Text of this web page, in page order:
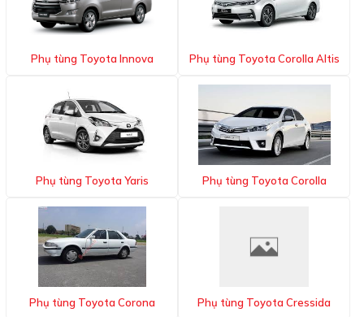
Phụ tùng Toyota Innova Phụ tùng Toyota Corolla Altis
Phụ tùng Toyota Yaris Phụ tùng Toyota Corolla
Phụ tùng Toyota Corona Phụ tùng Toyota Cressida